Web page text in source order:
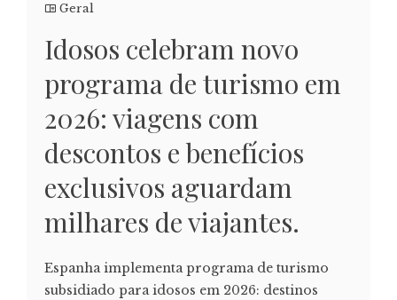
Geral
Idosos celebram novo
programa de turismo em
2026: viagens com
descontos e benefícios
exclusivos aguardam
milhares de viajantes.
Espanha implementa programa de turismo
subsidiado para idosos em 2026: destinos